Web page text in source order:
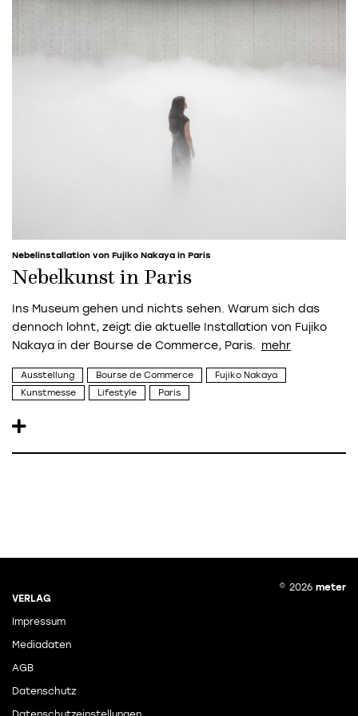
Nebelinstallation von Fujiko Nakaya in Paris
Nebelkunst in Paris
Ins Museum gehen und nichts sehen. Warum sich das
dennoch lohnt, zeigt die aktuelle Installation von Fujiko
Nakaya in der Bourse de Commerce, Paris.
Ausstellung Bourse de Commerce
Fujiko Nakaya
Kunstmesse
Lifestyle Paris
VERLAG
Impressum
Mediadaten
AGB
Datenschutz
© 2026 meter